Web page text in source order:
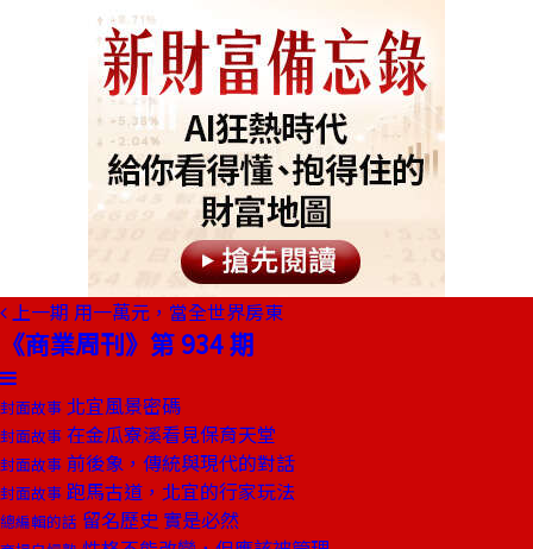
上一期 用一萬元，當全世界房東
《商業周刊》第 934 期
封面故事 北宜風景密碼
封面故事 在金瓜寮溪看見保育天堂
封面故事 前後象，傳統與現代的對話
封面故事 跑馬古道，北宜的行家玩法
總編輯的話 留名歷史 實是必然